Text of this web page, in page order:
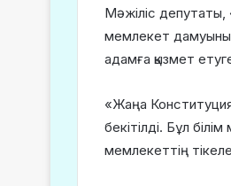
Мәжіліс
мемлекет
адамға қызмет
«Жаңа
бекітілді. Бұл
мемлекеттің